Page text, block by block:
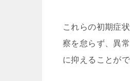
これらの初期症
察を怠らず、異
に抑えることがで